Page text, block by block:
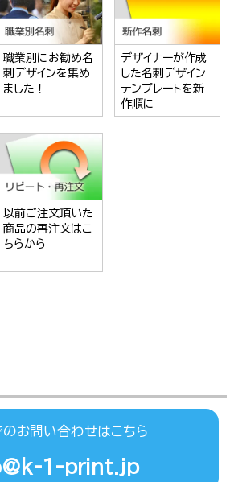
職業別にお勧め名
刺デザインを集め
ました！
デザイナーが作成
した名刺デザイン
テンプレートを新
作順に
以前ご注文頂いた
商品の再注文はこ
ちらから
のお問い合わせはこちら
1-print.jp